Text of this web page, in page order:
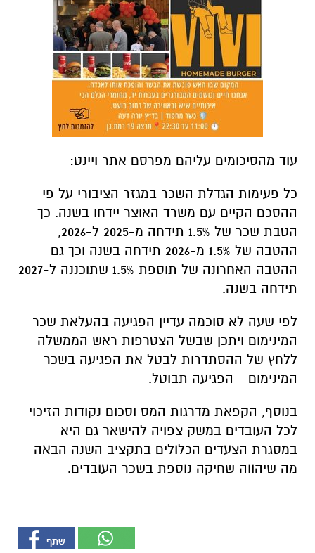
עוד מהסיכומים עליהם מפרסם אתר ויינט:
כל פעימות הגדלת השכר במגזר הציבורי על פי
ההסכם הקיים עם משרד האוצר יידחו בשנה. כך
הטבת שכר של 1.5% תידחה מ-2025 ל-2026,
ההטבה של 1.5% מ-2026 תידחה בשנה וכך גם
ההטבה האחרונה של תוספת 1.5% שתוכננה ל-2027
תידחה בשנה.
לפי שעה לא סוכמה עדיין הפגיעה בהעלאת שכר
המינימום ויתכן שבשל הצטרפות ראש הממשלה
ללחץ של ההסתדרות לבטל את הפגיעה בשכר
המינימום - הפגיעה תבוטל.
בנוסף, הקפאת מדרגות המס וסכום נקודות הזיכוי
לכל העובדים במשק צפויה להישאר גם היא
במסגרת הצעדים הכלולים בתקציב השנה הבאה -
מה שיהווה שחיקה נוספת בשכר העובדים.